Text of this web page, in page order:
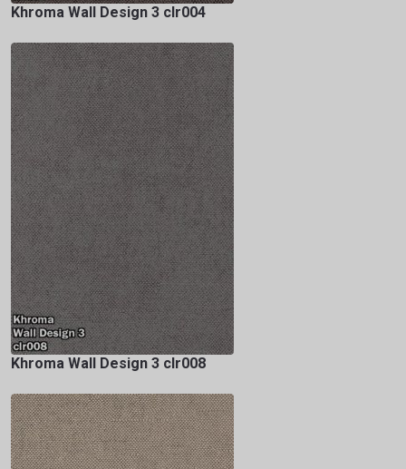
Khroma Wall Design 3 clr004
Khroma Wall Design 3 clr008